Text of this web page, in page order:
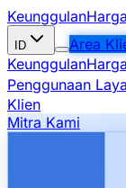
KeunggulanHarga
ID Area
KeunggulanHarga
Penggunaan
Klien
Mitra Kami